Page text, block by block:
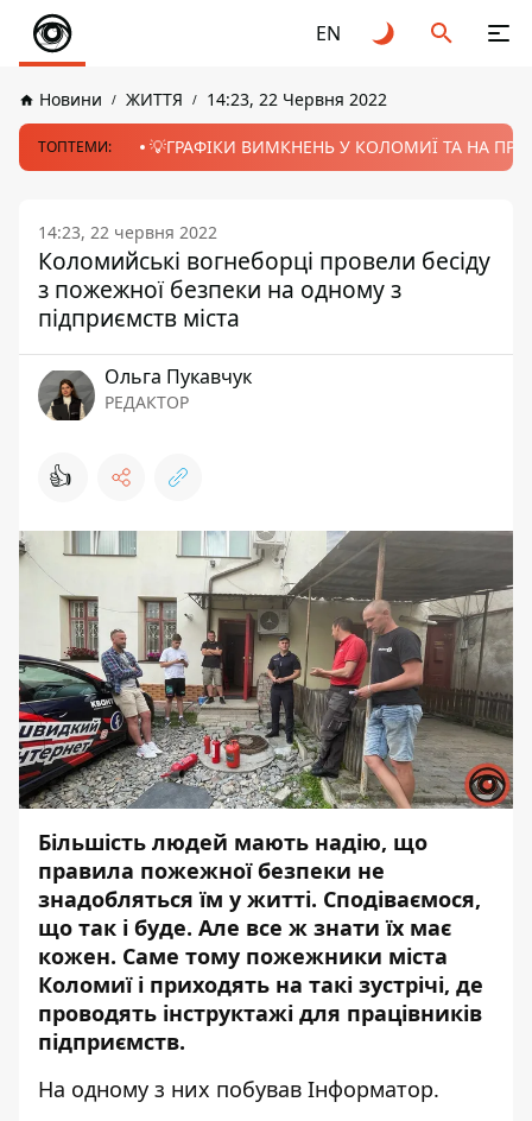
EN
Новини ЖИТТЯ 14:23, 22 Червня 2022
ТОПТЕМИ: 💡ГРАФІКИ ВИМКНЕНЬ У КОЛОМИЇ ТА НА
14:23, 22 червня 2022
Коломийські вогнеборці провели бесіду
з пожежної безпеки на одному з
підприємств міста
Ольга Пукавчук
РЕДАКТОР
👍
Більшість людей мають надію, що
правила пожежної безпеки не
знадобляться їм у житті. Сподіваємося,
що так і буде. Але все ж знати їх має
кожен. Саме тому пожежники міста
Коломиї і приходять на такі зустрічі, де
проводять інструктажі для працівників
підприємств.
На одному з них побував Інформатор.